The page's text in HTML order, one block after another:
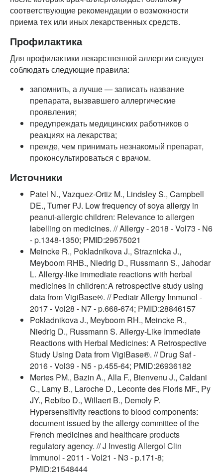
соответствующие рекомендации о возможности
приема тех или иных лекарственных средств.
Профилактика
Для профилактики лекарственной аллергии следует
соблюдать следующие правила:
запомнить, а лучше — записать название
препарата, вызвавшего аллергические
проявления;
предупреждать медицинских работников о
реакциях на лекарства;
прежде, чем принимать незнакомый препарат,
проконсультироваться с врачом.
Источники
Patel N., Vazquez-Ortiz M., Lindsley S., Campbell
DE., Turner PJ. Low frequency of soya allergy in
peanut-allergic children: Relevance to allergen
labelling on medicines. // Allergy - 2018 - Vol73 - N6
- p.1348-1350; PMID:29575021
Meincke R., Pokladnikova J., Straznicka J.,
Meyboom RHB., Niedrig D., Russmann S., Jahodar
L. Allergy-like immediate reactions with herbal
medicines in children: A retrospective study using
data from VigiBase®. // Pediatr Allergy Immunol -
2017 - Vol28 - N7 - p.668-674; PMID:28846157
Pokladnikova J., Meyboom RH., Meincke R.,
Niedrig D., Russmann S. Allergy-Like Immediate
Reactions with Herbal Medicines: A Retrospective
Study Using Data from VigiBase®. // Drug Saf -
2016 - Vol39 - N5 - p.455-64; PMID:26936182
Mertes PM., Bazin A., Alla F., Bienvenu J., Caldani
C., Lamy B., Laroche D., Leconte des Floris MF., Py
JY., Rebibo D., Willaert B., Demoly P.
Hypersensitivity reactions to blood components:
document issued by the allergy committee of the
French medicines and healthcare products
regulatory agency. // J Investig Allergol Clin
Immunol - 2011 - Vol21 - N3 - p.171-8;
PMID:21548444